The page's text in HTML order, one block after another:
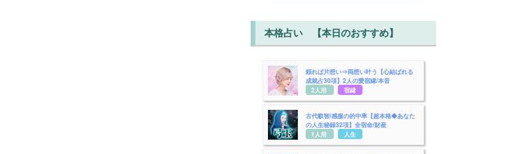
本格占い 【本日のおすすめ】
頼れば片想い⇒両想い叶う【心結ばれる
成就占30項】2人の愛宿縁/本音
2人用
宿縁
古代叡智/感服の的中率【超本格◆あなた
の人生秘録32項】全宿命/財産
1人用
人生